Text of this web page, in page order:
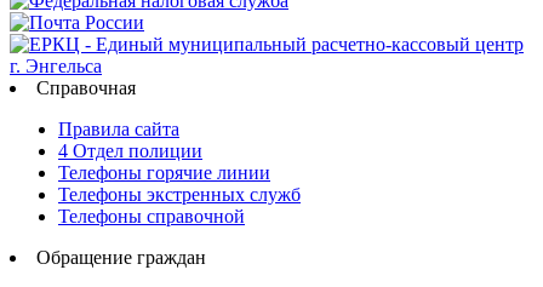
Справочная
Правила сайта
4 Отдел полиции
Телефоны горячие линии
Телефоны экстренных служб
Телефоны справочной
Обращение граждан